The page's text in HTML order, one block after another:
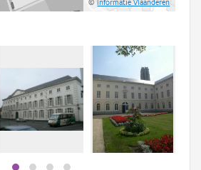
©Informatie Vlaanderen